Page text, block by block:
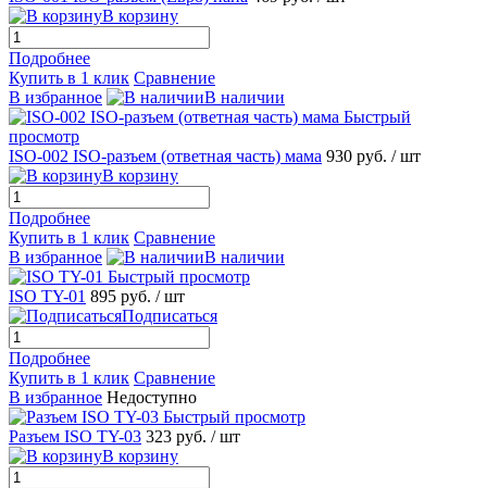
В корзину
Подробнее
Купить в 1 клик Сравнение
В избранное
В наличии
Быстрый
просмотр
ISO-002 ISO-разъем (ответная часть) мама 930 руб. / шт
В корзину
Подробнее
Купить в 1 клик Сравнение
В избранное
В наличии
Быстрый просмотр
ISO TY-01 895 руб. / шт
Подписаться
Подробнее
Купить в 1 клик Сравнение
В избранное Недоступно
Быстрый просмотр
Разъем ISO TY-03 323 руб. / шт
В корзину